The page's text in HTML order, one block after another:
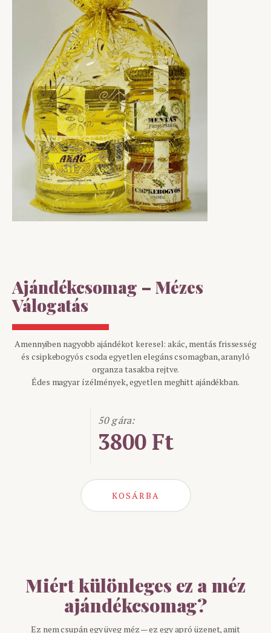
Ajándékcsomag – Mézes
Válogatás
Amennyiben nagyobb ajándékot keresel: akác, mentás frissesség
és csipkebogyós csoda egyetlen elegáns csomagban, aranyló
organza tasakba rejtve.
Édes magyar ízélmények, egyetlen meghitt ajándékban.
50 g ára:
3800 Ft
KOSÁRBA
Miért különleges ez a méz
ajándékcsomag?
Ez nem csupán egy üveg méz — ez egy apró üzenet, amit